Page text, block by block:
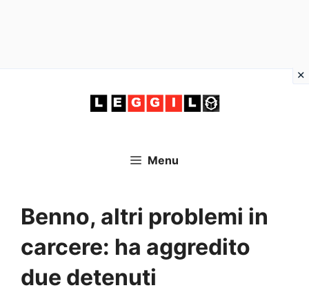
Menu
Benno, altri problemi in
carcere: ha aggredito
due detenuti